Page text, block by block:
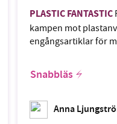
PLASTIC FANTASTIC
kampen mot
engångsartiklar för
Snabbläs
Anna